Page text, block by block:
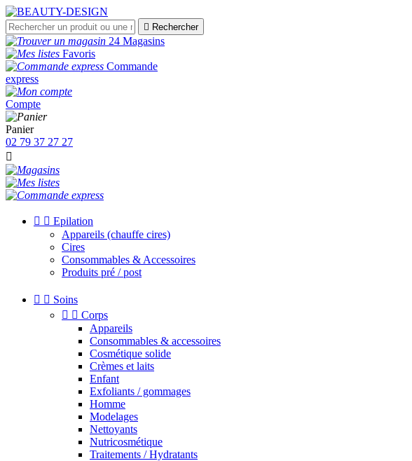
 Rechercher
24 Magasins
Favoris
Commande
express
Compte
Panier
02 79 37 27 27

  Epilation
Appareils (chauffe cires)
Cires
Consommables & Accessoires
Produits pré / post
  Soins
  Corps
Appareils
Consommables & accessoires
Cosmétique solide
Crèmes et laits
Enfant
Exfoliants / gommages
Homme
Modelages
Nettoyants
Nutricosmétique
Traitements / Hydratants